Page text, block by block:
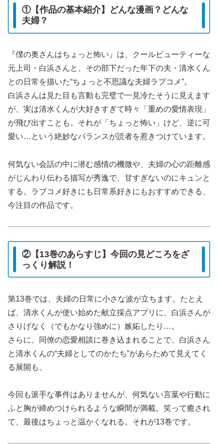
①【作品の基本紹介】どんな漫画？どんな
夫婦？
『僕の奥さんはちょっと怖い』は、クールビューティーな
元上司・白浜さんと、その部下だった年下の夫・清水くん
との日常を描いた“ちょっと不思議な夫婦ラブコメ”。
白浜さんは見た目も言動も完璧で一見冷たそうに見えます
が、実は清水くんが大好きすぎて時々「重めの愛情表現」
が飛び出すことも。それが「ちょっと怖い」けど、逆に可
愛い…という絶妙なバランスが読者を惹きつけています。
何気ない会話の中に潜む感情の機微や、夫婦の心の距離感
がじんわり伝わる描写が秀逸で、甘すぎないのにキュンと
する。ラブコメ好きにも日常系好きにもおすすめできる、
今注目の作品です。
②【13巻のあらすじ】今回の見どころをざ
っくり解説！
第13巻では、夫婦の日常に小さな波が立ちます。たとえ
ば、清水くんが使い始めた献立採点アプリに、白浜さんが
さりげなく（でもかなり強めに）嫉妬したり…。
さらに、同僚の恋愛相談に巻き込まれることで、白浜さん
と清水くんの“夫婦としてのかたち”があらためて見えてく
る展開も。
今回も派手な事件はありませんが、何気ない言葉や行動に
ふと胸が締めつけられるような瞬間が満載。笑って癒され
て、最後はちょっと温かくなれる。それが13巻です。